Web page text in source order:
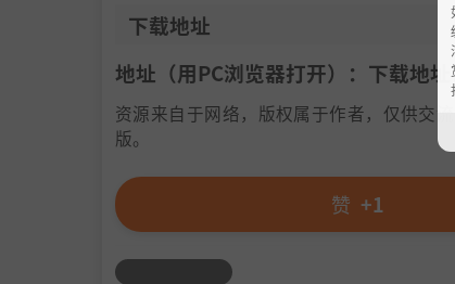
下载地址
地址（用PC浏览器打开）：下载地
资源来自于网络，版权属于作者，仅供交
版。
赞 +1